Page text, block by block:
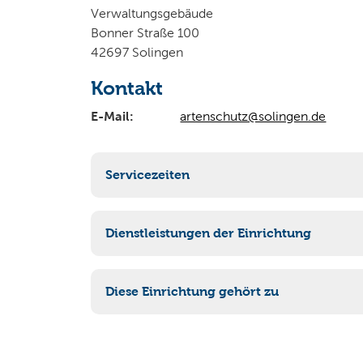
Verwaltungsgebäude
Bonner Straße 100
42697 Solingen
Kontakt
E-Mail: artenschutz@solingen.de
Servicezeiten
Dienstleistungen der Einrichtung
Diese Einrichtung gehört zu